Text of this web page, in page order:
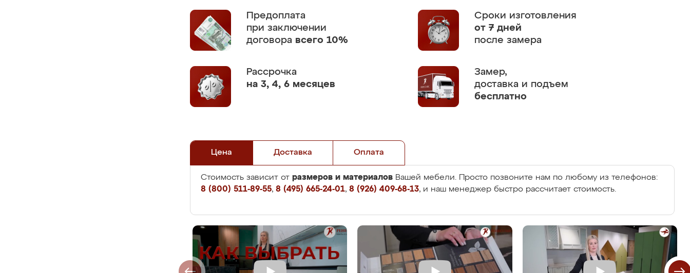
Предоплата
при заключении
договора всего 10%
Сроки изготовления
от 7 дней
после замера
Рассрочка
на 3, 4, 6 месяцев
Замер,
доставка и подъем
бесплатно
Цена Доставка Оплата
Стоимость зависит от размеров и материалов Вашей мебели. Просто позвоните нам по любому из телефонов:
8 (800) 511-89-55, 8 (495) 665-24-01, 8 (926) 409-68-13, и наш менеджер быстро рассчитает стоимость.